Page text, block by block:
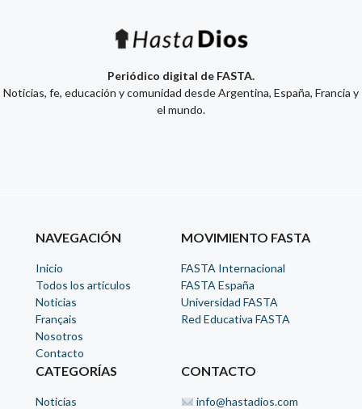
Periódico digital de FASTA.
Noticias, fe, educación y comunidad desde Argentina, España, Francia y
el mundo.
NAVEGACIÓN
Inicio
Todos los artículos
Noticias
Français
Nosotros
Contacto
MOVIMIENTO FASTA
FASTA Internacional
FASTA España
Universidad FASTA
Red Educativa FASTA
CATEGORÍAS
Noticias
CONTACTO
info@hastadios.com